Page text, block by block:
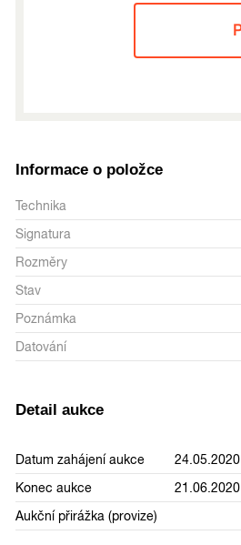
Informace o položce
Technika
Signatura
Rozměry
Stav
Poznámka
Datování
Detail aukce
Datum zahájení aukce
Konec aukce
Aukční přirážka (provize)